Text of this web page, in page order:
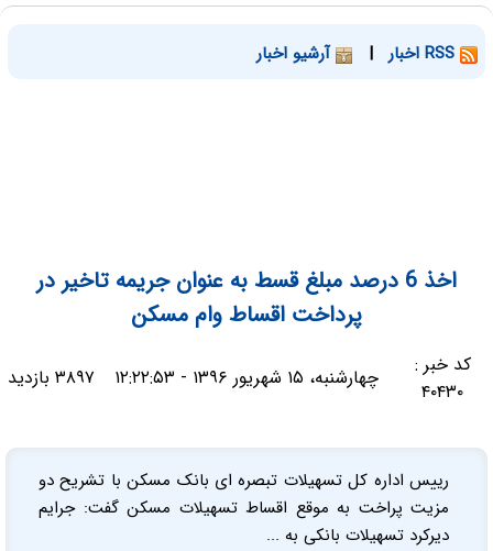
| آرشیو اخبار
اخذ 6 درصد مبلغ قسط به عنوان جریمه تاخیر در
پرداخت اقساط وام مسکن
کد خبر :
۴۰۴۳۰
چهارشنبه، ۱۵ شهریور ۱۳۹۶ - ۱۲:۲۲:۵۳ ۳۸۹۷ بازدید
رییس اداره کل تسهیلات تبصره ای بانک مسکن با تشریح دو
مزیت پراخت به موقع اقساط تسهیلات مسکن گفت: جرایم
دیرکرد تسهیلات بانکی به ...